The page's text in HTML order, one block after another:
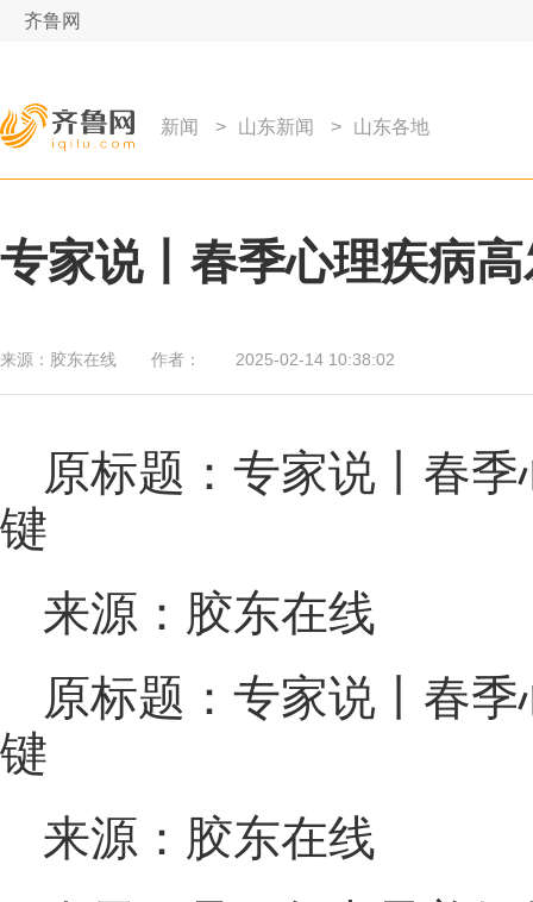
齐鲁网
新闻 > 山东新闻 > 山东各地
专家说丨春季心理疾病
来源： 胶东在线 作者： 2025-02-14 10:38:02
原标题：专家说丨春
键
来源：胶东在线
原标题：专家说丨春
键
来源：胶东在线